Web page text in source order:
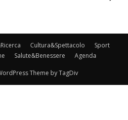
Cultura&Spettacolo
Sport
Salute&Benessere Agenda
Theme by TagDiv